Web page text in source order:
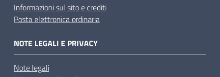
Informazioni sul sito e crediti
Posta elettronica ordinaria
NOTE LEGALI E PRIVACY
Note legali